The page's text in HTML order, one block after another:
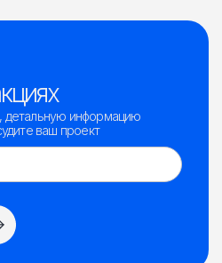
детальную информацию
ваш проект